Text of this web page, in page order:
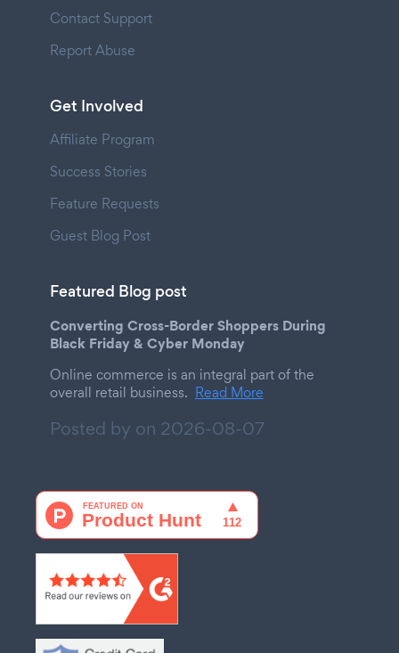
Contact Support
Report Abuse
Get Involved
Affiliate Program
Success Stories
Feature Requests
Guest Blog Post
Featured Blog post
Converting Cross-Border Shoppers During
Black Friday & Cyber Monday
Online commerce is an integral part of the
overall retail business. Read More
Posted by on 2026-08-07